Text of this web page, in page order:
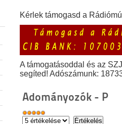
Kérlek támogasd a
A támogatásoddal és az
segíted! Adószámunk:
Adományozók - P